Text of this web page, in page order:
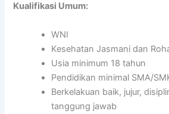
Kualifikasi Umum:
WNI
Kesehatan Jasmani dan
Usia minimum 18 tahun
Pendidikan minimal SMA/
Berkelakuan baik, jujur,
tanggung jawab